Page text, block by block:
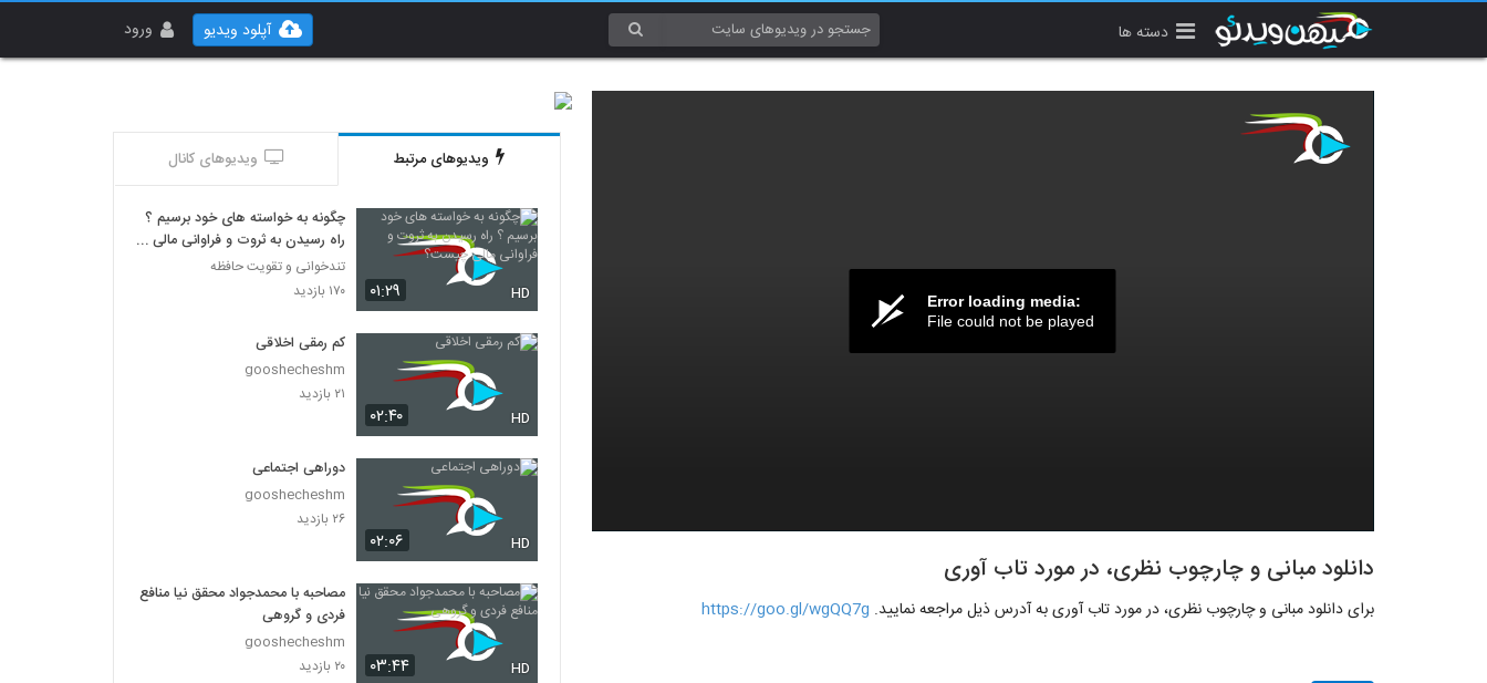
دسته ها ورود آپلود ویدیو
Error loading media:
File could not be played
دانلود مبانی و چارچوب نظری، در مورد تاب آوری
برای دانلود مبانی و چارچوب نظری، در مورد تاب آوری به آدرس ذیل مراجعه نمایید. https://goo.gl/wgQQ7g
ویدیوهای مرتبط ویدیوهای کانال
۰۱:۲۹ HD
چگونه به خواسته های خود برسیم ؟
راه رسیدن به ثروت و فراوانی مالی
چیست؟
تندخوانی و تقویت حافظه
۱۷۰ بازدید
۰۲:۴۰ HD
کم رمقی اخلاقی
gooshecheshm
۲۱ بازدید
۰۲:۰۶ HD
دوراهی اجتماعی
gooshecheshm
۲۶ بازدید
۰۳:۴۴ HD
مصاحبه با محمدجواد محقق نیا منافع
فردی و گروهی
gooshecheshm
۲۰ بازدید